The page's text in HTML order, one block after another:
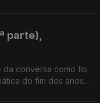
parte),
da conversa como foi
do fim dos anos